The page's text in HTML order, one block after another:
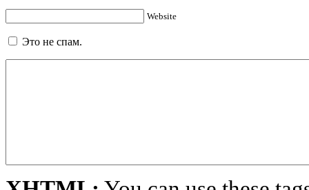
Website
Это не спам.